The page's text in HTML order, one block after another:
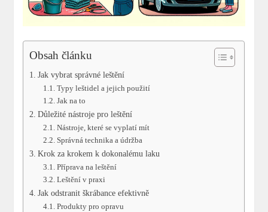
Obsah článku
Jak vybrat správné leštění
Typy leštidel a jejich použití
Jak na to
Důležité nástroje pro leštění
Nástroje, které se vyplatí mít
Správná technika a údržba
Krok za krokem k dokonalému laku
Příprava na leštění
Leštění v praxi
Jak odstranit škrábance efektivně
Produkty pro opravu